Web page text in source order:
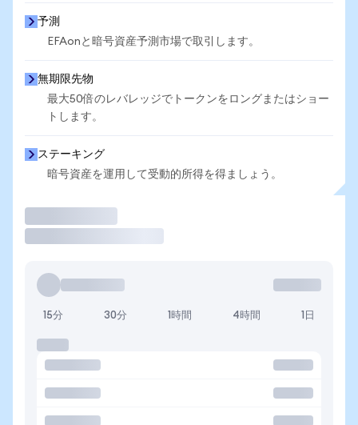
予測
EFAonと暗号資産予測市場で取引します。
無期限先物
最大50倍のレバレッジでトークンをロングまたはショー
トします。
ステーキング
暗号資産を運用して受動的所得を得ましょう。
15分 30分 1時間 4時間 1日